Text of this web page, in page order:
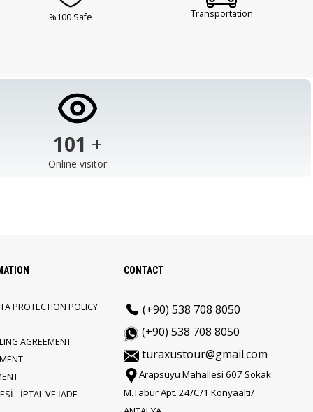
%100 Safe Transportation
103 +
Online visitor
PROTECTION POLICY
AGREEMENT
- İPTAL VE İADE
CONTACT
(+90) 538 708 8050
(+90) 538 708 8050
turaxustour@gmail.com
Arapsuyu Mahallesi 607 Sokak
M.Tabur Apt. 24/C/1 Konyaaltı/